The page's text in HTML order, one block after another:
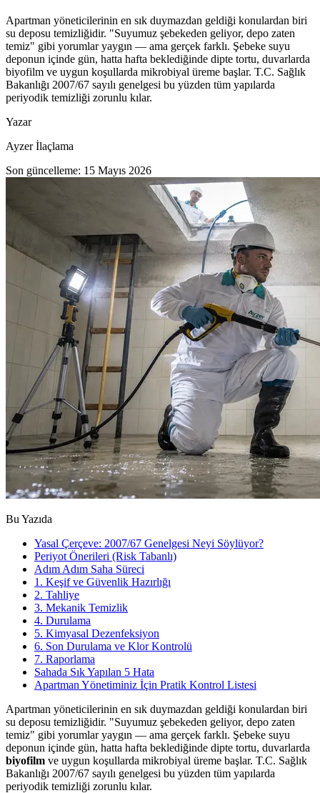
Apartman yöneticilerinin en sık duymazdan geldiği konulardan biri
su deposu temizliğidir. "Suyumuz şebekeden geliyor, depo zaten
temiz" gibi yorumlar yaygın — ama gerçek farklı. Şebeke suyu
deponun içinde gün, hatta hafta beklediğinde dipte tortu, duvarlarda
biyofilm ve uygun koşullarda mikrobiyal üreme başlar. T.C. Sağlık
Bakanlığı 2007/67 sayılı genelgesi bu yüzden tüm yapılarda
periyodik temizliği zorunlu kılar.
Yazar
Ayzer İlaçlama
Son güncelleme: 15 Mayıs 2026
Bu Yazıda
Yasal Çerçeve: 2007/67 Genelgesi Neyi Söylüyor?
Periyot Önerileri (Risk Tabanlı)
Adım Adım Saha Süreci
1. Keşif ve Güvenlik Hazırlığı
2. Tahliye
3. Mekanik Temizlik
4. Durulama
5. Kimyasal Dezenfeksiyon
6. Son Durulama ve Klor Kontrolü
7. Raporlama
Sahada Sık Yapılan 5 Hata
Apartman Yönetiminiz İçin Pratik Kontrol Listesi
Apartman yöneticilerinin en sık duymazdan geldiği konulardan biri
su deposu temizliğidir. "Suyumuz şebekeden geliyor, depo zaten
temiz" gibi yorumlar yaygın — ama gerçek farklı. Şebeke suyu
deponun içinde gün, hatta hafta beklediğinde dipte tortu, duvarlarda
biyofilm ve uygun koşullarda mikrobiyal üreme başlar. T.C. Sağlık
Bakanlığı 2007/67 sayılı genelgesi bu yüzden tüm yapılarda
periyodik temizliği zorunlu kılar.